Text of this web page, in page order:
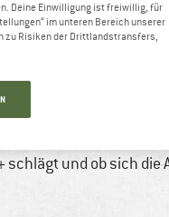
& Bouldern
einen Tuber erinnert
schlägt und ob sich
Deine Einwilligung ist freiwillig, für
im unteren Bereich unserer
zu Risiken der Drittlandstransfers,